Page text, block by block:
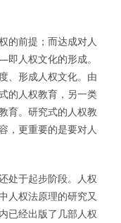
的前提；而达成对人
人权文化的形成。
、形成人权文化。由
的人权教育，另一类
育。研究式的人权教
，更重要的是要对人
处于起步阶段。人权
人权法原理的研究又
已经出版了几部人权